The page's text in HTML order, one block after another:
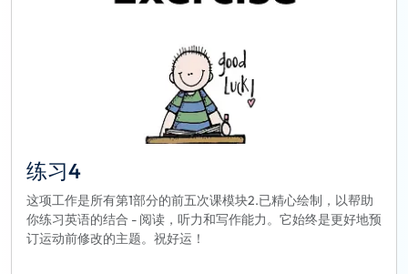
练习4
这项工作是所有第1部分的前五次课模块2.已精心绘制，以帮助
你练习英语的结合 - 阅读，听力和写作能力。它始终是更好地预
订运动前修改的主题。祝好运！